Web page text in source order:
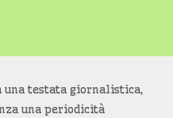
una testata giornalistica,
una periodicità